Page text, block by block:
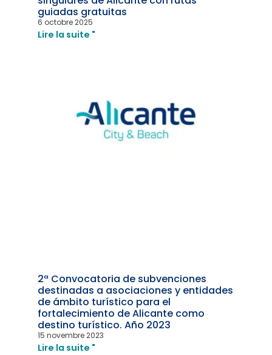
guiadas gratuitas
6 octobre 2025
Lire la suite "
2ª Convocatoria de subvenciones
destinadas a asociaciones y entidades
de ámbito turístico para el
fortalecimiento de Alicante como
destino turístico. Año 2023
15 novembre 2023
Lire la suite "